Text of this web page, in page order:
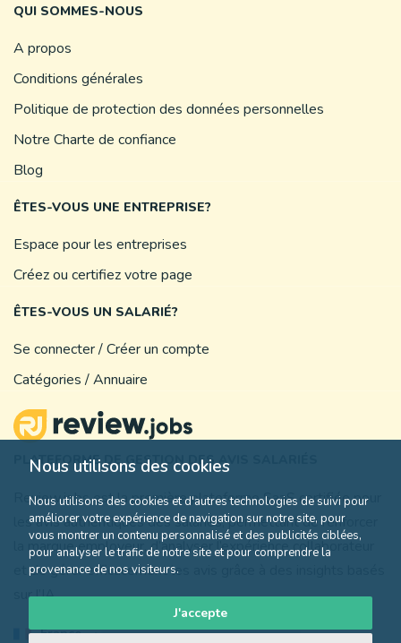
Nous utilisons des cookies
Nous utilisons des cookies et d'autres technologies de suivi pour
améliorer votre expérience de navigation sur notre site, pour
vous montrer un contenu personnalisé et des publicités ciblées,
pour analyser le trafic de notre site et pour comprendre la
provenance de nos visiteurs.
J'accepte
PLATEFORME DE GESTION DES AVIS SALARIÉS
Review.jobs est la première plateforme SaaS certifiée pour
les avis authentiques des salariés, permettant de renforcer
la marque employeur, d’analyser l’expérience collaborateur
et de gérer efficacement les avis grâce à des insights basés
sur l’IA.
France
QUI SOMMES-NOUS
A propos
Conditions générales
Politique de protection des données personnelles
Notre Charte de confiance
Blog
ÊTES-VOUS UNE ENTREPRISE?
Espace pour les entreprises
Créez ou certifiez votre page
ÊTES-VOUS UN SALARIÉ?
Se connecter / Créer un compte
Catégories / Annuaire